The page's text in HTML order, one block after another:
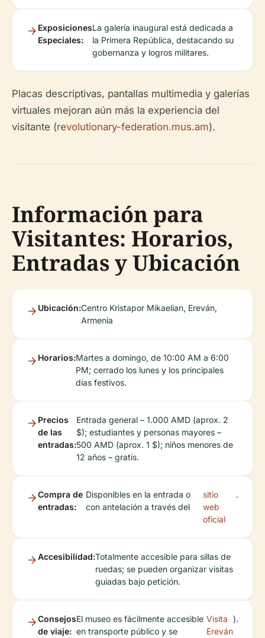
Exposiciones
Especiales:
La galería inaugural está dedicada a
la Primera República, destacando su
gobernanza y logros militares.
Placas descriptivas, pantallas multimedia y galerías
virtuales mejoran aún más la experiencia del
visitante (revolutionary-federation.mus.am).
Información para
Visitantes: Horarios,
Entradas y Ubicación
Ubicación:Centro Kristapor Mikaelian, Ereván,
Armenia
Horarios:Martes a domingo, de 10:00 AM a 6:00
PM; cerrado los lunes y los principales
días festivos.
Precios
de las
entradas:
Entrada general – 1.000 AMD (aprox. 2
$); estudiantes y personas mayores –
500 AMD (aprox. 1 $); niños menores de
12 años – gratis.
Compra de
entradas:
Disponibles en la entrada o
con antelación a través del
sitio
web
oficial
.
Accesibilidad:Totalmente accesible para sillas de
ruedas; se pueden organizar visitas
guiadas bajo petición.
Consejos
de viaje:
El museo es fácilmente accesible
en transporte público y se
Visita
Ereván
).